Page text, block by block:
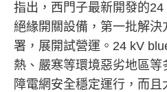
指出，西門子最新開發的24
絕緣開關設備，第一批解決
署，展開試營運。 24 kV
熱、嚴寒等環境惡劣地區
障電網安全穩定運行，而